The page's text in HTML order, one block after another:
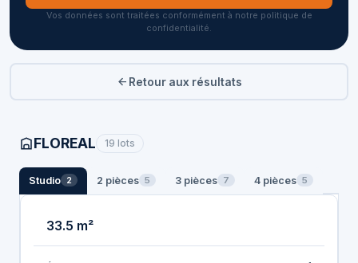
Vos données sont traitées conformément à notre politique de
confidentialité.
Retour aux résultats
FLOREAL 19 lots
Studio 2 2 pièces 5 3 pièces 7 4 pièces 5
33.5 m²